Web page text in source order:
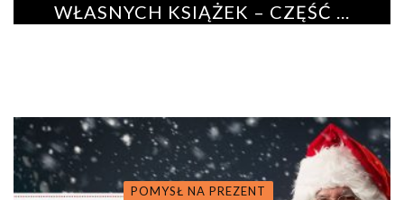
WŁASNYCH KSIĄŻEK – CZĘŚĆ ...
POMYSŁ NA PREZENT